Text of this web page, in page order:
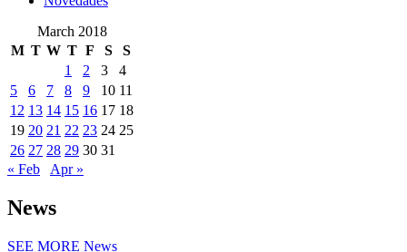
March 2018
M T W T F S
S
1
2 3
4
5
6 7 8 9 10 11
12 13 14 15 16 17 18
19 20 21 22 23 24 25
26 27 28 29 30 31
« Feb
Apr »
News
SEE MORE News